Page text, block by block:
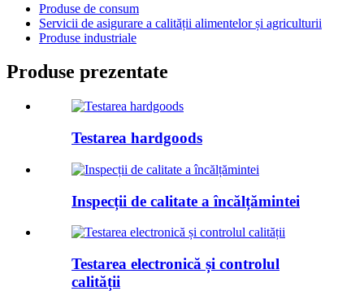
Produse de consum
Servicii de asigurare a calității alimentelor și agriculturii
Produse industriale
Produse prezentate
Testarea hardgoods
Inspecții de calitate a încălțămintei
Testarea electronică și controlul
calității